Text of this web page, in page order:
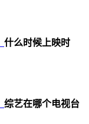
什么时候上映时
综艺在哪个电视台